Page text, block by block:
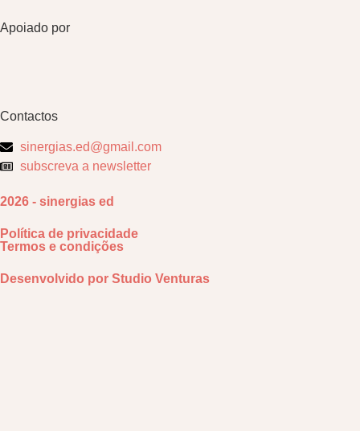
Apoiado por
Contactos
sinergias.ed@gmail.com
subscreva a newsletter
2026 - sinergias ed
Política de privacidade
Termos e condições
Desenvolvido por Studio Venturas